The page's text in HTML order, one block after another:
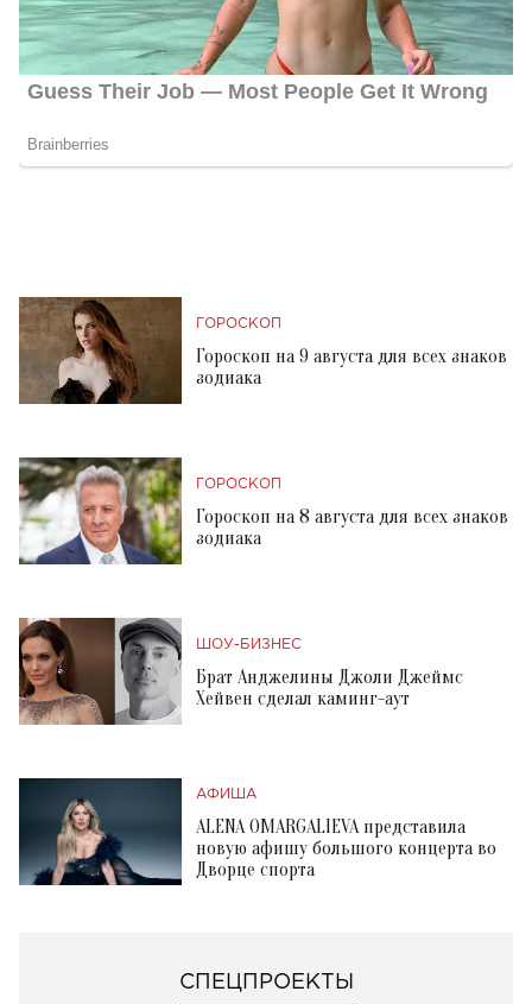
ГОРОСКОП
Гороскоп на 9 августа для всех знаков
зодиака
ГОРОСКОП
Гороскоп на 8 августа для всех знаков
зодиака
ШОУ-БИЗНЕС
Брат Анджелины Джоли Джеймс
Хейвен сделал каминг-аут
АФИША
ALENA OMARGALIEVA представила
новую афишу большого концерта во
Дворце спорта
СПЕЦПРОЕКТЫ